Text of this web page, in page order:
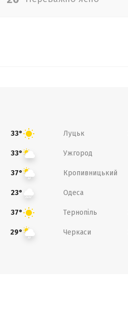
33° Луцьк
33° Ужгород
37° Кропивницький
23° Одеса
37° Тернопіль
29° Черкаси